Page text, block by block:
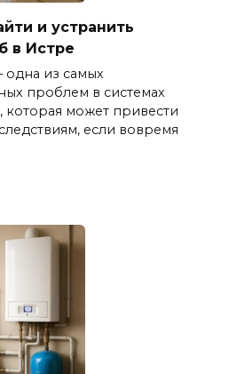
и устранить
в Истре
одна из самых
проблем в системах
которая может привести
если вовремя